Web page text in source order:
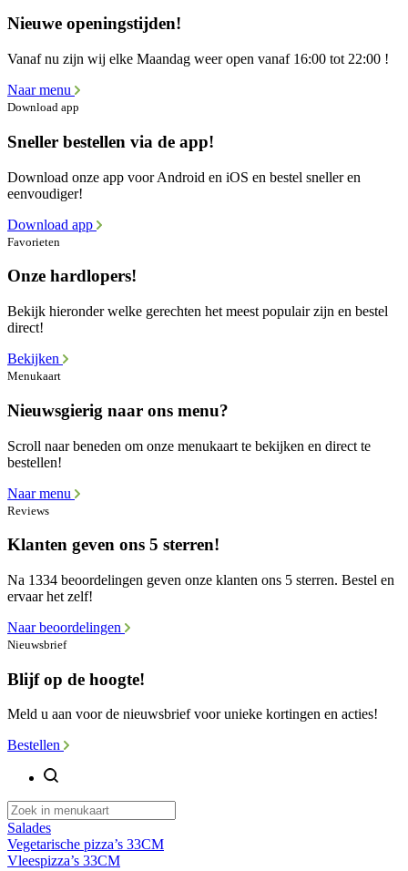
Nieuwe openingstijden!
Vanaf nu zijn wij elke Maandag weer open vanaf 16:00 tot 22:00 !
Naar menu
Download app
Sneller bestellen via de app!
Download onze app voor Android en iOS en bestel sneller en
eenvoudiger!
Download app
Favorieten
Onze hardlopers!
Bekijk hieronder welke gerechten het meest populair zijn en bestel
direct!
Bekijken
Menukaart
Nieuwsgierig naar ons menu?
Scroll naar beneden om onze menukaart te bekijken en direct te
bestellen!
Naar menu
Reviews
Klanten geven ons 5 sterren!
Na 1334 beoordelingen geven onze klanten ons 5 sterren. Bestel en
ervaar het zelf!
Naar beoordelingen
Nieuwsbrief
Blijf op de hoogte!
Meld u aan voor de nieuwsbrief voor unieke kortingen en acties!
Bestellen
Salades
Vegetarische pizza’s 33CM
Vleespizza’s 33CM